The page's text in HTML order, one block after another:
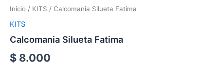
Inicio / KITS / Calcomania Silueta Fatima
KITS
Calcomania Silueta Fatima
$ 8.000